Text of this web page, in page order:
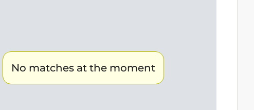
No matches at the moment